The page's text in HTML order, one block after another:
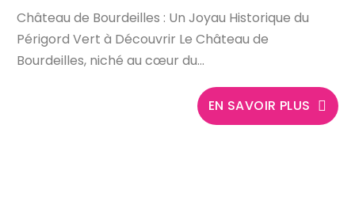
Château de Bourdeilles : Un Joyau Historique du
Périgord Vert à Découvrir Le Château de
Bourdeilles, niché au cœur du...
EN SAVOIR PLUS